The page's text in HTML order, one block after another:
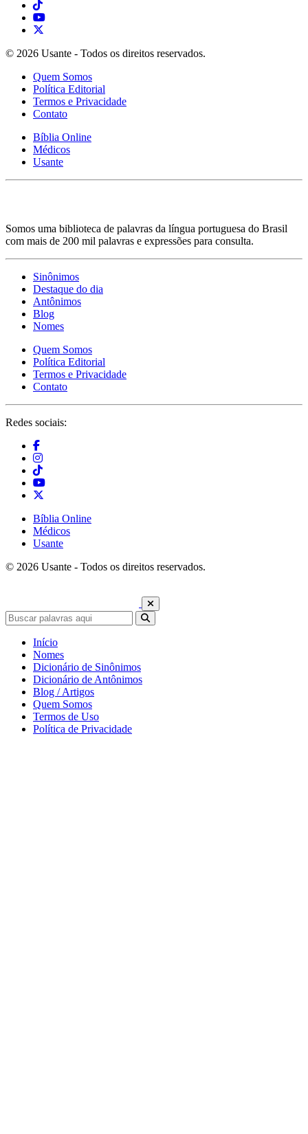
© 2026 Usante - Todos os direitos reservados.
Quem Somos
Política Editorial
Termos e Privacidade
Contato
Bíblia Online
Médicos
Usante
Somos uma biblioteca de palavras da língua portuguesa do Brasil
com mais de 200 mil palavras e expressões para consulta.
Sinônimos
Destaque do dia
Antônimos
Blog
Nomes
Quem Somos
Política Editorial
Termos e Privacidade
Contato
Redes sociais:
Bíblia Online
Médicos
Usante
© 2026 Usante - Todos os direitos reservados.
Início
Nomes
Dicionário de Sinônimos
Dicionário de Antônimos
Blog / Artigos
Quem Somos
Termos de Uso
Política de Privacidade